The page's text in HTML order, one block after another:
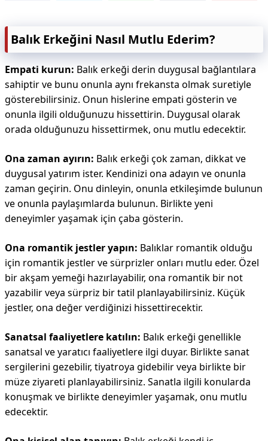
Balık Erkeğini Nasıl Mutlu Ederim?
Empati kurun: Balık erkeği derin duygusal bağlantılara
sahiptir ve bunu onunla aynı frekansta olmak suretiyle
gösterebilirsiniz. Onun hislerine empati gösterin ve
onunla ilgili olduğunuzu hissettirin. Duygusal olarak
orada olduğunuzu hissettirmek, onu mutlu edecektir.
Ona zaman ayırın: Balık erkeği çok zaman, dikkat ve
duygusal yatırım ister. Kendinizi ona adayın ve onunla
zaman geçirin. Onu dinleyin, onunla etkileşimde bulunun
ve onunla paylaşımlarda bulunun. Birlikte yeni
deneyimler yaşamak için çaba gösterin.
Ona romantik jestler yapın: Balıklar romantik olduğu
için romantik jestler ve sürprizler onları mutlu eder. Özel
bir akşam yemeği hazırlayabilir, ona romantik bir not
yazabilir veya sürpriz bir tatil planlayabilirsiniz. Küçük
jestler, ona değer verdiğinizi hissettirecektir.
Sanatsal faaliyetlere katılın: Balık erkeği genellikle
sanatsal ve yaratıcı faaliyetlere ilgi duyar. Birlikte sanat
sergilerini gezebilir, tiyatroya gidebilir veya birlikte bir
müze ziyareti planlayabilirsiniz. Sanatla ilgili konularda
konuşmak ve birlikte deneyimler yaşamak, onu mutlu
edecektir.